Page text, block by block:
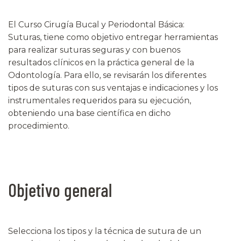
El Curso Cirugía Bucal y Periodontal Básica:
Suturas, tiene como objetivo entregar herramientas
para realizar suturas seguras y con buenos
resultados clínicos en la práctica general de la
Odontología. Para ello, se revisarán los diferentes
tipos de suturas con sus ventajas e indicaciones y los
instrumentales requeridos para su ejecución,
obteniendo una base científica en dicho
procedimiento.
Objetivo general
Selecciona los tipos y la técnica de sutura de un